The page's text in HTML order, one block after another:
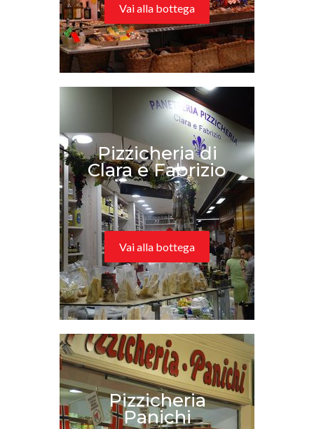
Vai alla bottega
Pizzicheria di
Clara e Fabrizio
Vai alla bottega
Pizzicheria
Panichi